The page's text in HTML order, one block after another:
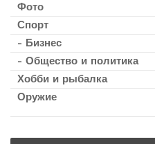
Фото
Спорт
- Бизнес
- Общество и политика
Хобби и рыбалка
Оружие